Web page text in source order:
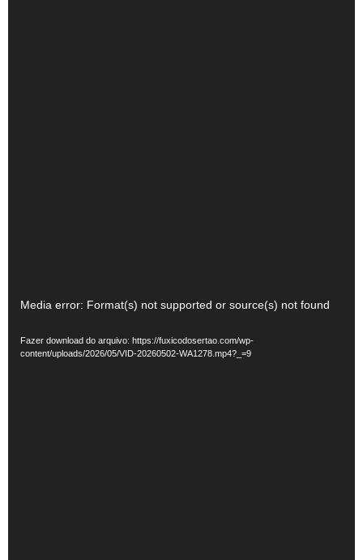
Tocador
vídeo
Media error: Format(s) not supported or source(s) not found
Fazer download do arquivo: https://fuxicodosertao.com/wp-
content/uploads/2026/05/VID-20260502-WA1278.mp4?_=9